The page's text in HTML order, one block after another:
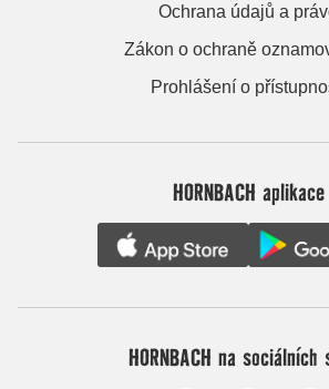
Ochrana údajů a
Zákon o ochraně
Prohlášení o
HORNBACH aplikace
HORNBACH na